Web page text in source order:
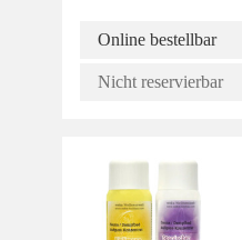
Online bestellbar
Nicht reservierbar